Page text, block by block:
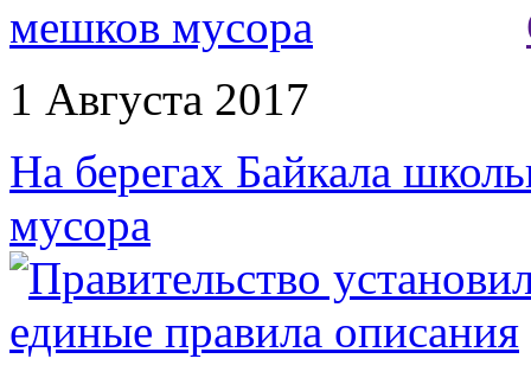
1 Августа 2017
На берегах Байкала
мусора